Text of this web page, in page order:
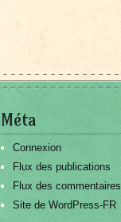
Méta
Connexion
Flux des publications
Flux des commentaires
Site de WordPress-FR